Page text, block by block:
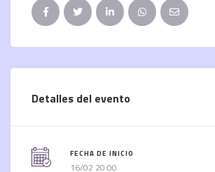
Detalles del evento
FECHA DE INICIO
16/02 20:00